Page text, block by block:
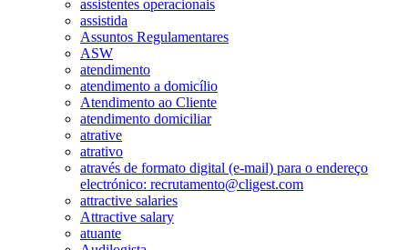
assistentes operacionais
assistida
Assuntos Regulamentares
ASW
atendimento
atendimento a domicílio
Atendimento ao Cliente
atendimento domiciliar
atrative
atrativo
através de formato digital (e-mail) para o endereço
electrónico: recrutamento@cligest.com
attractive salaries
Attractive salary
atuante